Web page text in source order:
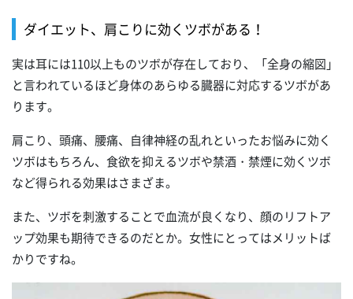
ダイエット、肩こりに効くツボがある！
実は耳には110以上ものツボが存在しており、「全身の縮図」
と言われているほど身体のあらゆる臓器に対応するツボがあ
ります。
肩こり、頭痛、腰痛、自律神経の乱れといったお悩みに効く
ツボはもちろん、食欲を抑えるツボや禁酒・禁煙に効くツボ
など得られる効果はさまざま。
また、ツボを刺激することで血流が良くなり、顔のリフトア
ップ効果も期待できるのだとか。女性にとってはメリットば
かりですね。